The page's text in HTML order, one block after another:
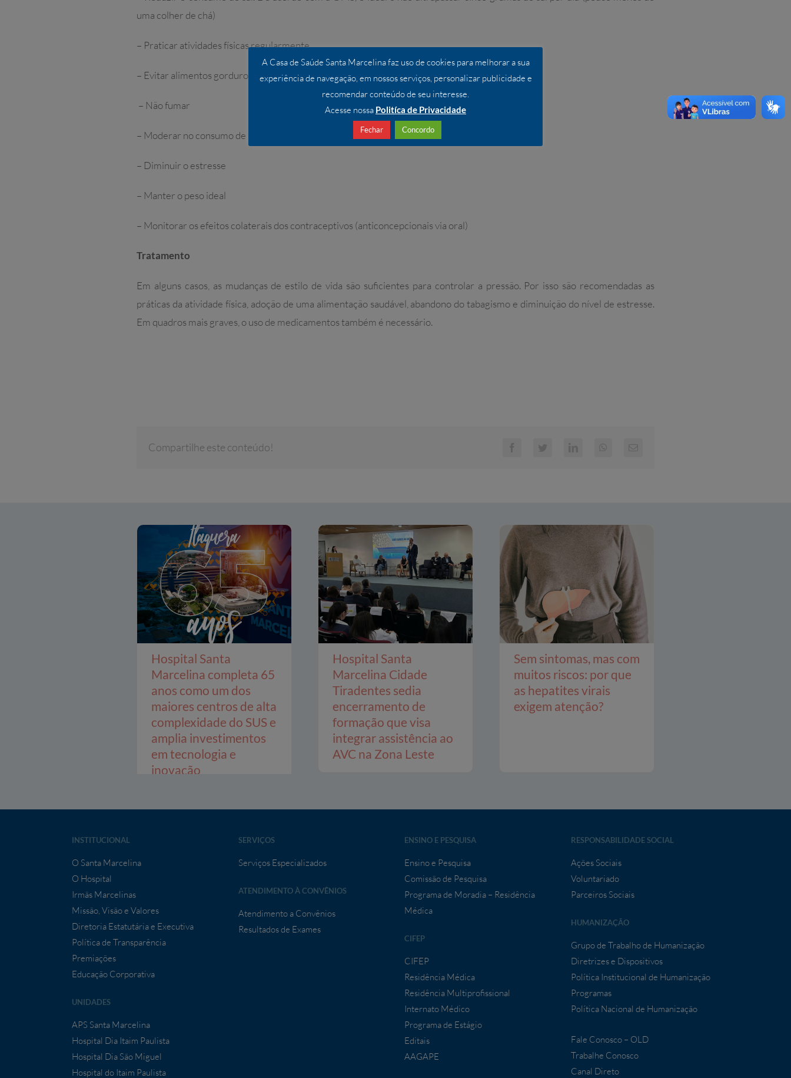
uma colher de chá)
– Praticar atividades físicas regularmente
– Evitar alimentos gordurosos e ultraprocessados
– Não fumar
– Moderar no consumo de bebidas alcóolicas
– Diminuir o estresse
– Manter o peso ideal
– Monitorar os efeitos colaterais dos contraceptivos (anticoncepcionais via oral)
Tratamento
Em alguns casos, as mudanças de estilo de vida são suficientes para controlar a pressão. Por isso são recomendadas as
práticas da atividade física, adoção de uma alimentação saudável, abandono do tabagismo e diminuição do nível de estresse.
Em quadros mais graves, o uso de medicamentos também é necessário.
Compartilhe este conteúdo!
Hospital Santa
Marcelina completa 65
anos como um dos
maiores centros de alta
complexidade do SUS e
amplia investimentos
em tecnologia e
inovação
Hospital Santa
Marcelina Cidade
Tiradentes sedia
encerramento de
formação que visa
integrar assistência ao
AVC na Zona Leste
Sem sintomas, mas com
muitos riscos: por que
as hepatites virais
exigem atenção?
INSTITUCIONAL
O Santa Marcelina
O Hospital
Irmãs Marcelinas
Missão, Visão e Valores
Diretoria Estatutária e Executiva
Política de Transparência
Premiações
Educação Corporativa
UNIDADES
APS Santa Marcelina
Hospital Dia Itaim Paulista
Hospital Dia São Miguel
Hospital do Itaim Paulista
SERVIÇOS
Serviços Especializados
ATENDIMENTO À CONVÊNIOS
Atendimento a Convênios
Resultados de Exames
ENSINO E PESQUISA
Ensino e Pesquisa
Comissão de Pesquisa
Programa de Moradia – Residência
Médica
CIFEP
CIFEP
Residência Médica
Residência Multiprofissional
Internato Médico
Programa de Estágio
Editais
AAGAPE
RESPONSABILIDADE SOCIAL
Ações Sociais
Voluntariado
Parceiros Sociais
HUMANIZAÇÃO
Grupo de Trabalho de Humanização
Diretrizes e Dispositivos
Política Institucional de Humanização
Programas
Política Nacional de Humanização
Fale Conosco – OLD
Trabalhe Conosco
Canal Direto
A Casa de Saúde Santa Marcelina faz uso de cookies para melhorar a sua
experiência de navegação, em nossos serviços, personalizar publicidade e
recomendar conteúdo de seu interesse.
Acesse nossa Politíca de Privacidade
Fechar Concordo